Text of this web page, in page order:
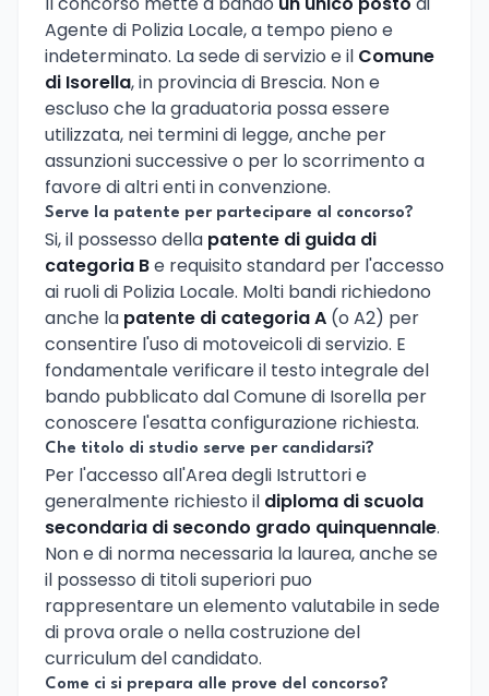
Agente di Polizia Locale, a tempo pieno e
indeterminato. La sede di servizio e il Comune
di Isorella, in provincia di Brescia. Non e
escluso che la graduatoria possa essere
utilizzata, nei termini di legge, anche per
assunzioni successive o per lo scorrimento a
favore di altri enti in convenzione.
Serve la patente per partecipare al concorso?
Si, il possesso della patente di guida di
categoria Be requisito standard per l'accesso
ai ruoli di Polizia Locale. Molti bandi richiedono
anche la patente di categoria A (o A2) per
consentire l'uso di motoveicoli di servizio. E
fondamentale verificare il testo integrale del
bando pubblicato dal Comune di Isorella per
conoscere l'esatta configurazione richiesta.
Che titolo di studio serve per candidarsi?
Per l'accesso all'Area degli Istruttori e
generalmente richiesto il diploma di scuola
secondaria di secondo grado quinquennale.
Non e di norma necessaria la laurea, anche se
il possesso di titoli superiori puo
rappresentare un elemento valutabile in sede
di prova orale o nella costruzione del
curriculum del candidato.
Come ci si prepara alle prove del concorso?